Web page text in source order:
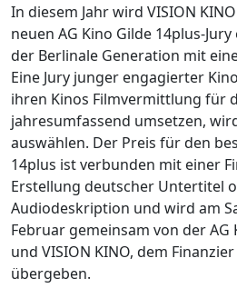
In diesem Jahr wird VISION
neuen AG Kino Gilde 14plus-
der Berlinale Generation mit
Eine Jury junger engagierter
ihren Kinos Filmvermittlung für
jahresumfassend umsetzen,
auswählen. Der Preis für den
14plus ist verbunden mit einer
Erstellung deutscher Untertitel
Audiodeskription und wird am
Februar gemeinsam von der AG
und VISION KINO, dem
übergeben.